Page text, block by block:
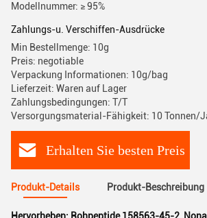
Modellnummer: ≥ 95%
Zahlungs-u. Verschiffen-Ausdrücke
Min Bestellmenge: 10g
Preis: negotiable
Verpackung Informationen: 10g/bag
Lieferzeit: Waren auf Lager
Zahlungsbedingungen: T/T
Versorgungsmaterial-Fähigkeit: 10 Tonnen/
Erhalten Sie besten Preis
Produkt-Details Produkt-Beschreibung